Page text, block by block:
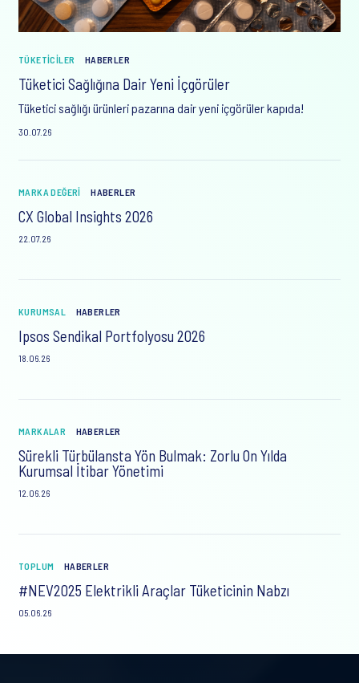
TÜKETICILER HABERLER
Tüketici Sağlığına Dair Yeni İçgörüler
Tüketici sağlığı ürünleri pazarına dair yeni içgörüler kapıda!
30.07.26
MARKA DEĞERI HABERLER
CX Global Insights 2026
22.07.26
KURUMSAL HABERLER
Ipsos Sendikal Portfolyosu 2026
18.06.26
MARKALAR HABERLER
Sürekli Türbülansta Yön Bulmak: Zorlu On Yılda
Kurumsal İtibar Yönetimi
12.06.26
TOPLUM HABERLER
#NEV2025 Elektrikli Araçlar Tüketicinin Nabzı
05.06.26